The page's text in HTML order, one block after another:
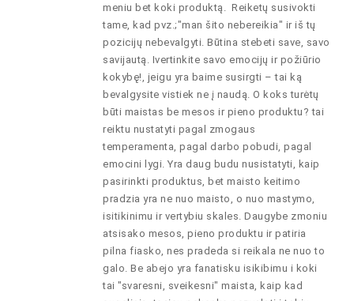
meniu bet koki produktą. Reiketų susivokti
tame, kad pvz.;"man šito nebereikia" ir iš tų
pozicijų nebevalgyti. Būtina stebeti save, savo
savijautą. Ivertinkite savo emocijų ir požiūrio
kokybę!, jeigu yra baime susirgti – tai ką
bevalgysite vistiek ne į naudą. O koks turėtų
būti maistas be mesos ir pieno produktu? tai
reiktu nustatyti pagal zmogaus
temperamenta, pagal darbo pobudi, pagal
emocini lygi. Yra daug budu nusistatyti, kaip
pasirinkti produktus, bet maisto keitimo
pradzia yra ne nuo maisto, o nuo mastymo,
isitikinimu ir vertybiu skales. Daugybe zmoniu
atsisako mesos, pieno produktu ir patiria
pilna fiasko, nes pradeda si reikala ne nuo to
galo. Be abejo yra fanatisku isikibimu i koki
tai "svaresni, sveikesni" maista, kaip kad